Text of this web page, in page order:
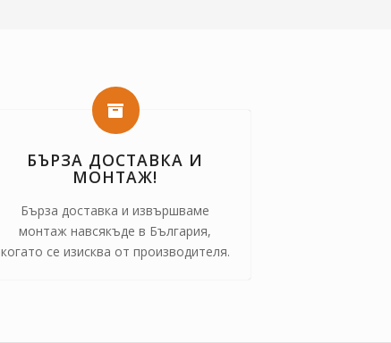
БЪРЗА ДОСТАВКА И
МОНТАЖ!
Бърза доставка и извършваме
монтаж навсякъде в България,
когато се изисква от производителя.